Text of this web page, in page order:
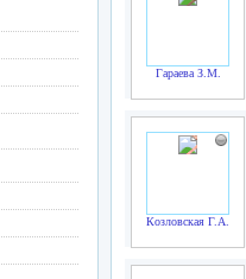
Гараева З.М.
Козловская Г.А.